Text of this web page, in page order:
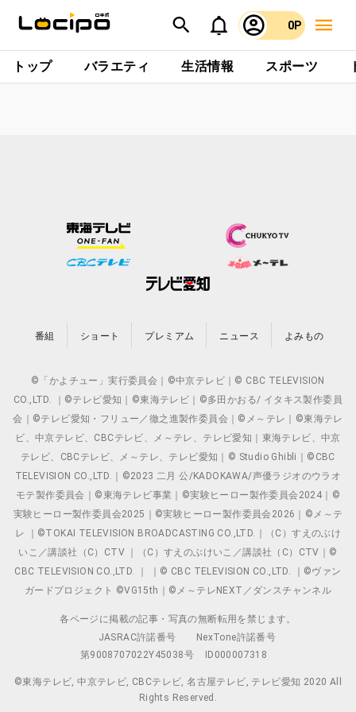
0P
トップ バラエティ 生活情報 スポーツ
番組 ショート プレミアム ニュース よみもの
©「かよチュー」実行委員会｜©中京テレビ｜© CBC TELEVISION
CO.,LTD. ｜©テレビ愛知｜©東海テレビ｜©多田かおる/ イタキス製作委員
会｜©テレビ愛知・フリュー／徹之進製作委員会｜©メ～テレ｜©東海テレ
ビ、中京テレビ、CBCテレビ、メ～テレ、テレビ愛知｜東海テレビ、中京
テレビ、CBCテレビ、メ～テレ、テレビ愛知｜© Studio Ghibli｜©CBC
TELEVISION CO.,LTD.｜©2023 二月 公/KADOKAWA/声優ラジオのウラオ
モテ製作委員会｜©東海テレビ事業｜©実験ヒーロー製作委員会2024｜©
実験ヒーロー製作委員会2025｜©実験ヒーロー製作委員会2026｜©メ～テ
レ ｜©TOKAI TELEVISION BROADCASTING CO.,LTD.｜（C）すえのぶけ
いこ／講談社（C）CTV ｜（C）すえのぶけいこ／講談社（C）CTV｜©
CBC TELEVISION CO.,LTD. ｜ ｜© CBC TELEVISION CO.,LTD. ｜©ヴァン
ガードプロジェクト ©VG15th｜©メ～テレNEXT／ダンスチャンネル
各ページに掲載の記事・写真の無断転用を禁じます。
JASRAC許諾番号
NexTone許諾番号
第9008707022Y45038号
ID000007318
©東海テレビ, 中京テレビ, CBCテレビ, 名古屋テレビ, テレビ愛知 2020 All
Rights Reserved.